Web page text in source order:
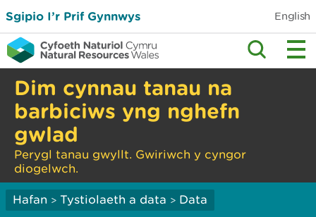
Sgipio I’r Prif Gynnwys English
Dim cynnau tanau na
barbiciws yng nghefn
gwlad
Perygl tanau gwyllt. Gwiriwch y cyngor
diogelwch.
Hafan > Tystiolaeth a data > Data